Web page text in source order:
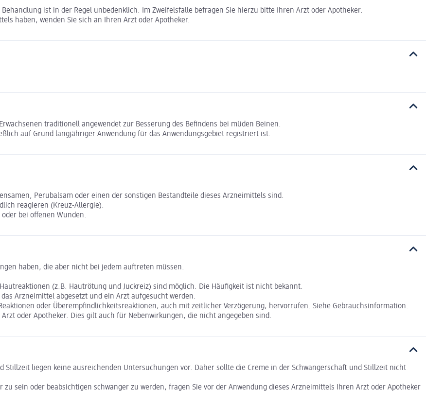
ist in der Regel unbedenklich. Im Zweifelsfalle befragen Sie hierzu bitte Ihren Arzt oder Apotheker.
haben, wenden Sie sich an Ihren Arzt oder Apotheker.
traditionell angewendet zur Besserung des Befindens bei müden Beinen.
auf Grund langjähriger Anwendung für das Anwendungsgebiet registriert ist.
Perubalsam oder einen der sonstigen Bestandteile dieses Arzneimittels sind.
reagieren (Kreuz-Allergie).
bei offenen Wunden.
haben, die aber nicht bei jedem auftreten müssen.
(z.B. Hautrötung und Juckreiz) sind möglich. Die Häufigkeit ist nicht bekannt.
Arzneimittel abgesetzt und ein Arzt aufgesucht werden.
oder Überempfindlichkeitsreaktionen, auch mit zeitlicher Verzögerung, hervorrufen. Siehe Gebrauchsinformation.
oder Apotheker. Dies gilt auch für Nebenwirkungen, die nicht angegeben sind.
Stillzeit liegen keine ausreichenden Untersuchungen vor. Daher sollte die Creme in der Schwangerschaft und Stillzeit nicht
sein oder beabsichtigen schwanger zu werden, fragen Sie vor der Anwendung dieses Arzneimittels Ihren Arzt oder Apotheker